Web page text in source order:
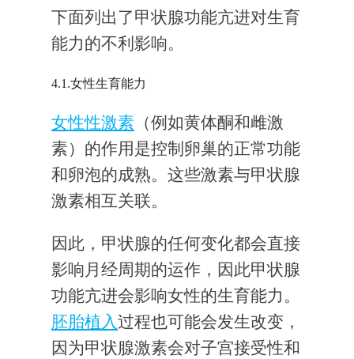
下面列出了甲状腺功能亢进对生育
能力的不利影响。
4.1.女性生育能力
女性性激素 （例如黄体酮和雌激
素）的作用是控制卵巢的正常功能
和卵泡的成熟。这些激素与甲状腺
激素相互关联。
因此，甲状腺的任何变化都会直接
影响月经周期的运作，因此甲状腺
功能亢进会影响女性的生育能力。
胚胎植入过程也可能会发生改变，
因为甲状腺激素会对子宫接受性和